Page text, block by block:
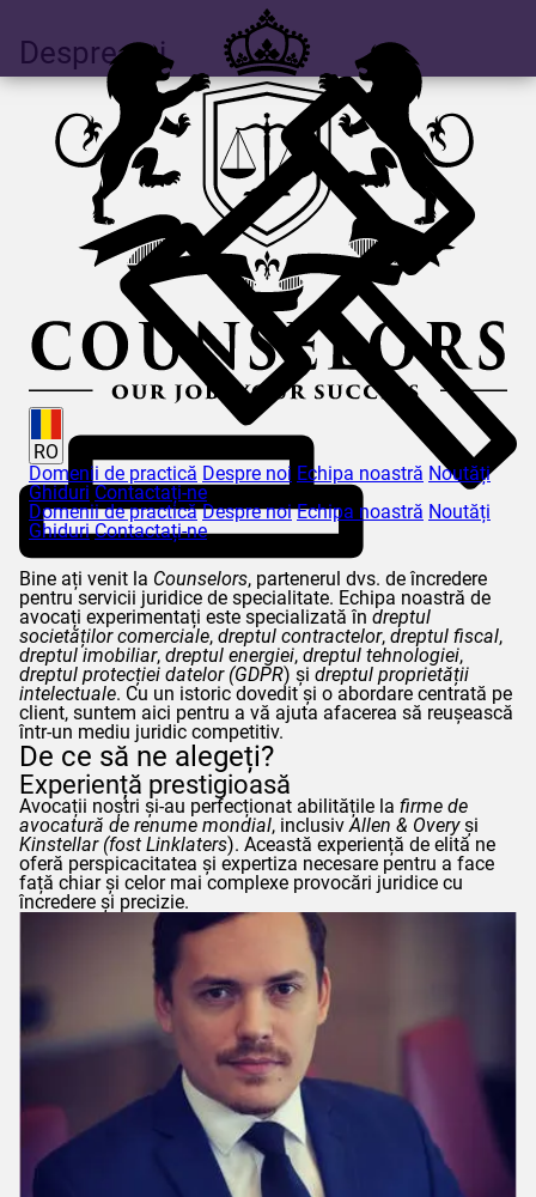
RO
Domenii de practică Despre noi Echipa noastră Noutăți
Ghiduri Contactați-ne
Domenii de practică Despre noi Echipa noastră Noutăți
Ghiduri Contactați-ne
Despre noi
Bine ați venit la Counselors, partenerul dvs. de încredere
pentru servicii juridice de specialitate. Echipa noastră de
avocați experimentați este specializată în dreptul
societăților comerciale, dreptul contractelor, dreptul fiscal,
dreptul imobiliar, dreptul energiei, dreptul tehnologiei,
dreptul protecției datelor (GDPR) și dreptul proprietății
intelectuale. Cu un istoric dovedit și o abordare centrată pe
client, suntem aici pentru a vă ajuta afacerea să reușească
într-un mediu juridic competitiv.
De ce să ne alegeți?
Experiență prestigioasă
Avocații noștri și-au perfecționat abilitățile la firme de
avocatură de renume mondial, inclusivAllen & Overyși
Kinstellar(fost Linklaters). Această experiență de elită ne
oferă perspicacitatea și expertiza necesare pentru a face
față chiar și celor mai complexe provocări juridice cu
încredere și precizie.